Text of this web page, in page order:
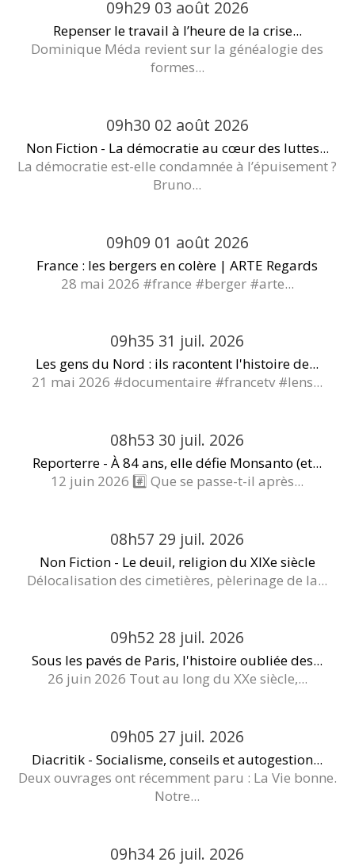
09h29 03 août 2026
Repenser le travail à l’heure de la crise...
Dominique Méda revient sur la généalogie des
formes...
09h30 02 août 2026
Non Fiction - La démocratie au cœur des luttes...
La démocratie est-elle condamnée à l’épuisement ?
Bruno...
09h09 01 août 2026
France : les bergers en colère | ARTE Regards
28 mai 2026 #france #berger #arte...
09h35 31 juil. 2026
Les gens du Nord : ils racontent l'histoire de...
21 mai 2026 #documentaire #francetv #lens...
08h53 30 juil. 2026
Reporterre - À 84 ans, elle défie Monsanto (et...
12 juin 2026 #️⃣ Que se passe-t-il après...
08h57 29 juil. 2026
Non Fiction - Le deuil, religion du XIXe siècle
Délocalisation des cimetières, pèlerinage de la...
09h52 28 juil. 2026
Sous les pavés de Paris, l'histoire oubliée des...
26 juin 2026 Tout au long du XXe siècle,...
09h05 27 juil. 2026
Diacritik - Socialisme, conseils et autogestion...
Deux ouvrages ont récemment paru : La Vie bonne.
Notre...
09h34 26 juil. 2026